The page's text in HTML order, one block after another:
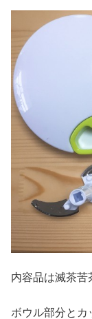
内容品は滅茶苦
ボウル部分とカ